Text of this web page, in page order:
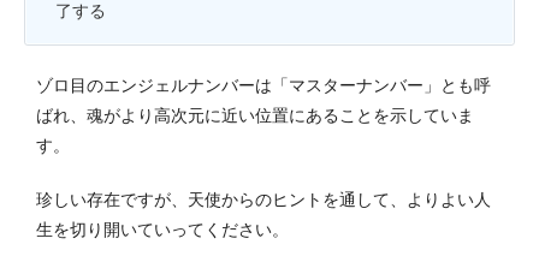
了する
ゾロ目のエンジェルナンバーは「マスターナンバー」とも呼
ばれ、魂がより高次元に近い位置にあることを示していま
す。
珍しい存在ですが、天使からのヒントを通して、よりよい人
生を切り開いていってください。